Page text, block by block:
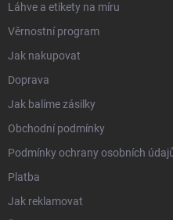
Láhve a etikety na míru
Věrnostní program
Jak nakupovat
Doprava
Jak balíme zásilky
Obchodní podmínky
Podmínky ochrany osobních
Platba
Jak reklamovat